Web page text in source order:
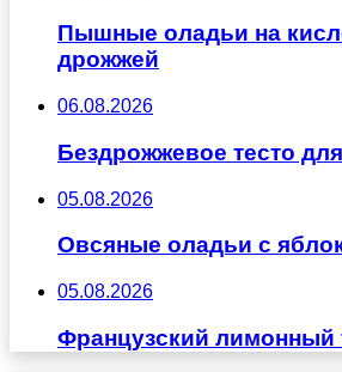
Пышные оладьи на
дрожжей
06.08.2026
Бездрожжевое тесто
05.08.2026
Овсяные оладьи с
05.08.2026
Французский лимонный